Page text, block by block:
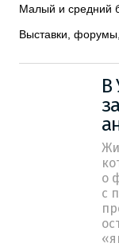
Малый и средний
Выставки,
В
о
с